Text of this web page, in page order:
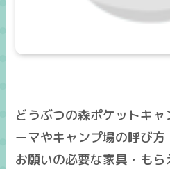
どうぶつの森ポケットキ
ーマやキャンプ場の呼び
お願いの必要な家具・も